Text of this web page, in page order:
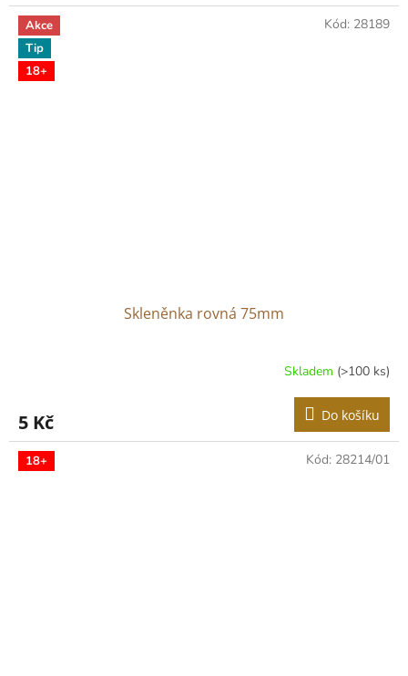
Akce
Tip
18+
Skleněnka rovná 75mm
Skladem (>100 ks)
5 Kč Do košíku
Kód: 28189
18+ Kód: 28214/01